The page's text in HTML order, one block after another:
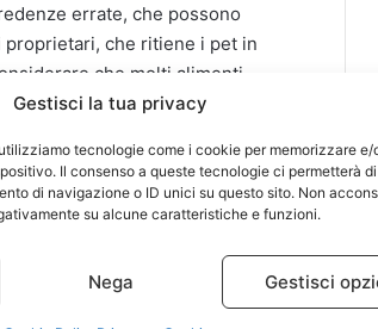
Gestisci la tua privacy
tecnologie come i cookie per memorizzare e/
Il consenso a queste tecnologie ci permetterà di
di navigazione o ID unici su questo sito. Non
su alcune caratteristiche e funzioni.
Nega Gestisci
errate, che possono
proprietari, che ritiene i pet in
che molti alimenti
riguarda i cereali: il 50%
di energia e fibre per
carboidrati altamente
percepito come il
più frequenti di allergie
altri ingredienti.